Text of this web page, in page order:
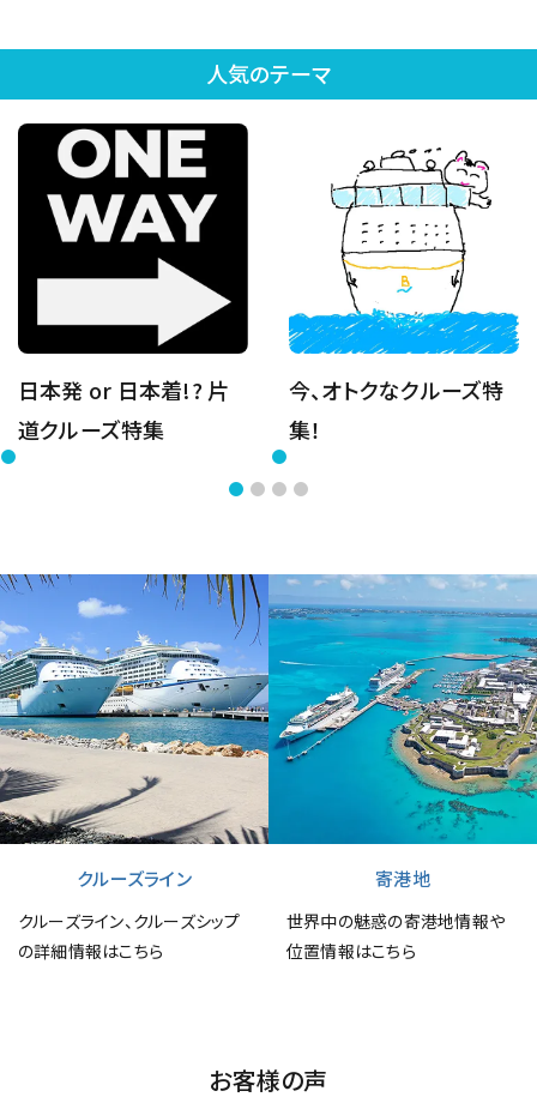
人気のテーマ
日本発 or 日本着!? 片
道クルーズ特集
今、オトクなクルーズ特
集！
クルーズライン
クルーズライン、クルーズシップ
の詳細情報はこちら
寄港地
世界中の魅惑の寄港地情報や
位置情報はこちら
お客様の声